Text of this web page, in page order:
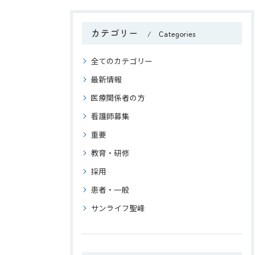
カテゴリー Categories
全てのカテゴリー
最新情報
医療関係者の方
看護師募集
重要
教育・研修
採用
患者・一般
サンライフ聖峰